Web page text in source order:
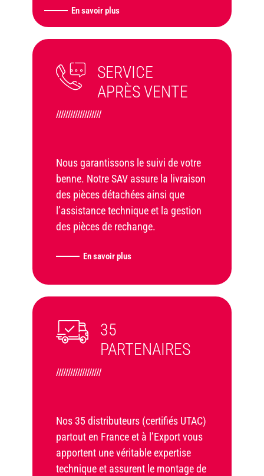
En savoir plus
SERVICE
APRÈS VENTE
///////////////////
Nous garantissons le suivi de votre
benne. Notre SAV assure la livraison
des pièces détachées ainsi que
l’assistance technique et la gestion
des pièces de rechange.
En savoir plus
35
PARTENAIRES
///////////////////
Nos 35 distributeurs (certifiés UTAC)
partout en France et à l’Export vous
apportent une véritable expertise
technique et assurent le montage de